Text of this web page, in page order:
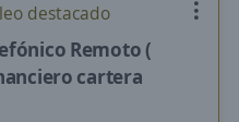
destacado
Remoto (
cartera